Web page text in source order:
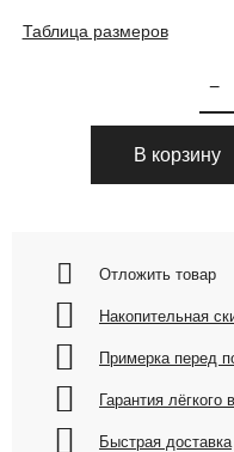
Таблица размеров
−
В корзину
Отложить товар
Накопительная
Примерка перед
Гарантия лёгкого
Быстрая доставка